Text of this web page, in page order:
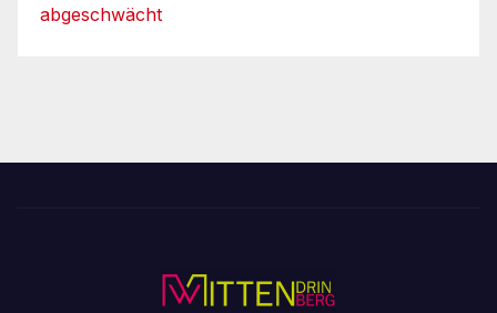
abgeschwächt